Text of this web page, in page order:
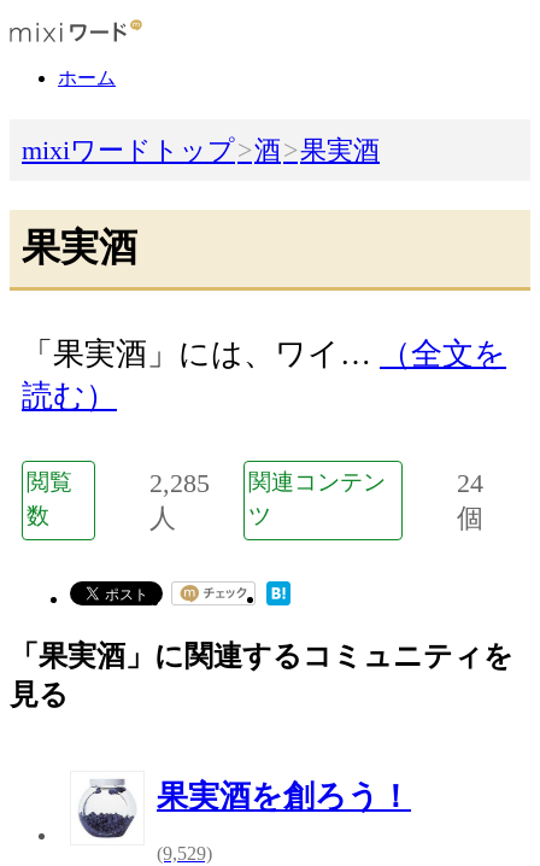
ホーム
mixiワードトップ 酒 果実酒
果実酒
「果実酒」には、ワイ…
（全文を
読む）
閲覧
数
2,285
人
関連コンテン
ツ
24
個
「果実酒」に関連するコミュニティを
見る
果実酒を創ろう！
(9,529)